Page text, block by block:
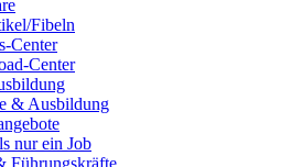
Fibeln
Center
Center
& Ausbildung
nur ein Job
Führungskräfte